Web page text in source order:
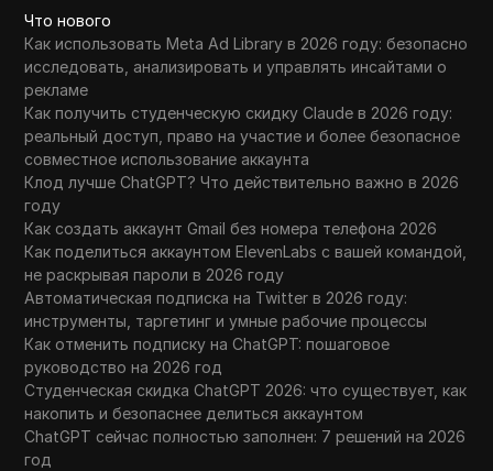
Что нового
Как использовать Meta Ad Library в 2026 году: безопасно
исследовать, анализировать и управлять инсайтами о
рекламе
Как получить студенческую скидку Claude в 2026 году:
реальный доступ, право на участие и более безопасное
совместное использование аккаунта
Клод лучше ChatGPT? Что действительно важно в 2026
году
Как создать аккаунт Gmail без номера телефона 2026
Как поделиться аккаунтом ElevenLabs с вашей командой,
не раскрывая пароли в 2026 году
Автоматическая подписка на Twitter в 2026 году:
инструменты, таргетинг и умные рабочие процессы
Как отменить подписку на ChatGPT: пошаговое
руководство на 2026 год
Студенческая скидка ChatGPT 2026: что существует, как
накопить и безопаснее делиться аккаунтом
ChatGPT сейчас полностью заполнен: 7 решений на 2026
год